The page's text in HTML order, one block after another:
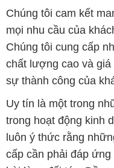
Chúng tôi cam kết
mọi nhu cầu của
Chúng tôi cung cấp
chất lượng cao và
sự thành công của
Uy tín là một trong
trong hoạt động kinh
luôn ý thức rằng
cấp cần phải đáp